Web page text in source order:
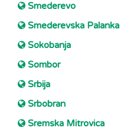
Smederevo
Smederevska Palanka
Sokobanja
Sombor
Srbija
Srbobran
Sremska Mitrovica